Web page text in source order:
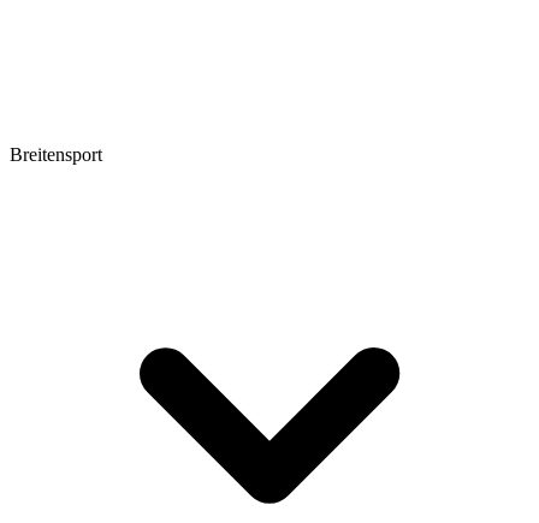
Breitensport